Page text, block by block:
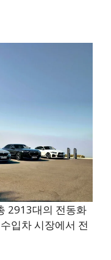
2913대의 전동화
입차 시장에서 전